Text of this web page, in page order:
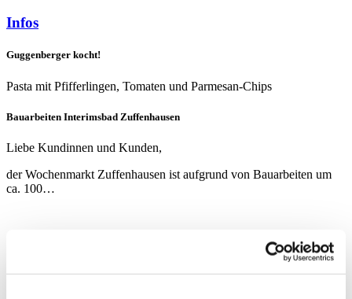
Infos
Guggenberger kocht!
Pasta mit Pfifferlingen, Tomaten und Parmesan-Chips
Bauarbeiten Interimsbad Zuffenhausen
Liebe Kundinnen und Kunden,
der Wochenmarkt Zuffenhausen ist aufgrund von Bauarbeiten um
ca. 100…